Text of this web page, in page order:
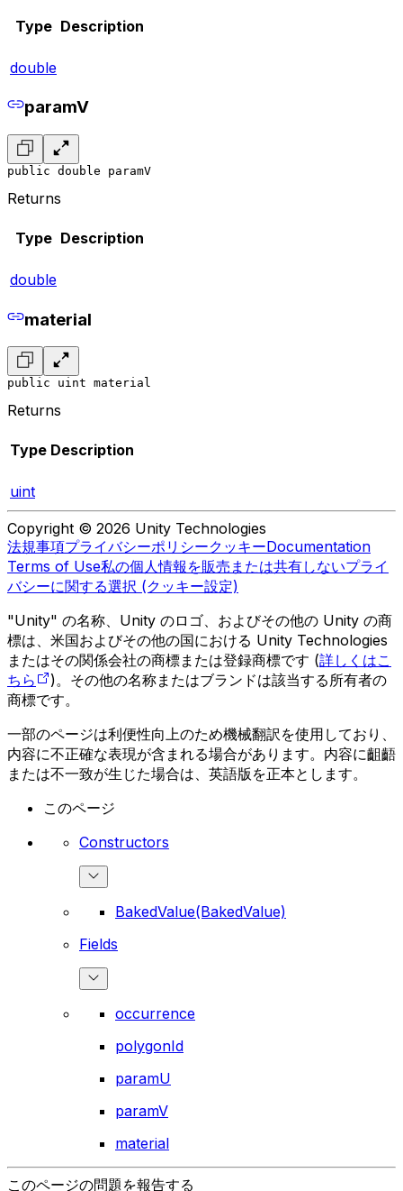
Type Description
double
paramV
public double paramV
Returns
Type Description
double
material
public uint material
Returns
Type Description
uint
Copyright © 2026 Unity Technologies
法規事項プライバシーポリシークッキーDocumentation
Terms of Use私の個人情報を販売または共有しないプライ
バシーに関する選択 (クッキー設定)
"Unity" の名称、Unity のロゴ、およびその他の Unity の商
標は、米国およびその他の国における Unity Technologies
またはその関係会社の商標または登録商標です (詳しくはこ
ちら
)。その他の名称またはブランドは該当する所有者の
商標です。
一部のページは利便性向上のため機械翻訳を使用しており、
内容に不正確な表現が含まれる場合があります。内容に齟齬
または不一致が生じた場合は、英語版を正本とします。
このページ
Constructors
BakedValue(BakedValue)
Fields
occurrence
polygonId
paramU
paramV
material
このページの問題を報告する